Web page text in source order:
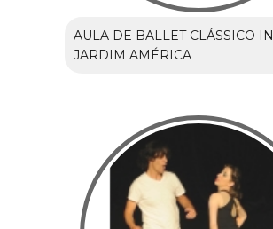
AULA DE BALLET CLÁSSICO
JARDIM AMÉRICA